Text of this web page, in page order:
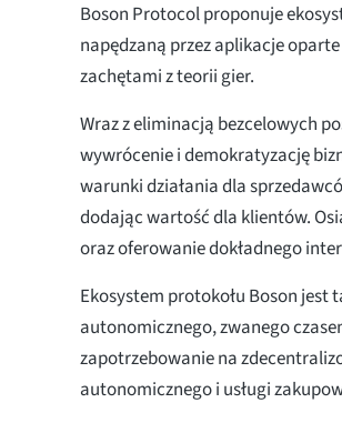
Boson Protocol proponuje
napędzaną przez aplikacje
zachętami z teorii gier.
Wraz z eliminacją bezcelowych
wywrócenie i demokratyzację
warunki działania dla
dodając wartość dla klientów.
oraz oferowanie dokładnego
Ekosystem protokołu Boson
autonomicznego, zwanego
zapotrzebowanie na
autonomicznego i usługi